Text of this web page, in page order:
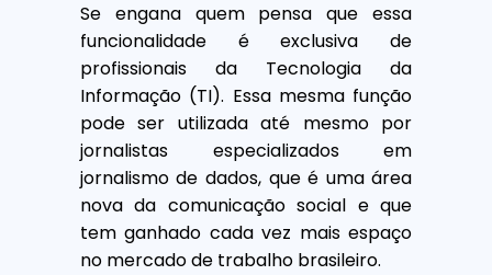
Se engana quem pensa que essa
funcionalidade é exclusiva de
profissionais da Tecnologia da
Informação (TI). Essa mesma função
pode ser utilizada até mesmo por
jornalistas especializados em
jornalismo de dados, que é uma área
nova da comunicação social e que
tem ganhado cada vez mais espaço
no mercado de trabalho brasileiro.